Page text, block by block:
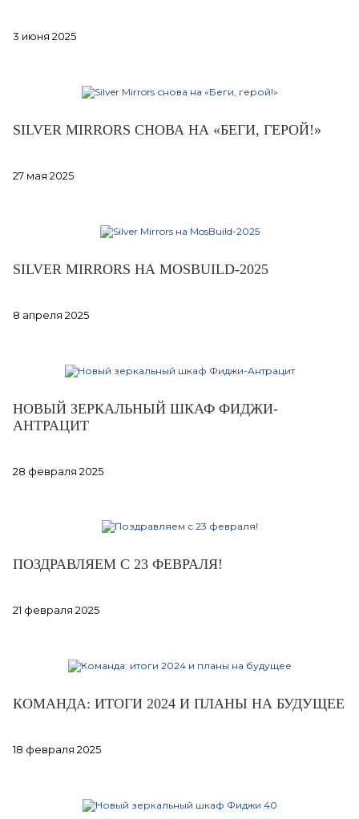
3 июня 2025
SILVER MIRRORS СНОВА НА «БЕГИ, ГЕРОЙ!»
27 мая 2025
SILVER MIRRORS НА MOSBUILD-2025
8 апреля 2025
НОВЫЙ ЗЕРКАЛЬНЫЙ ШКАФ ФИДЖИ-
АНТРАЦИТ
28 февраля 2025
ПОЗДРАВЛЯЕМ С 23 ФЕВРАЛЯ!
21 февраля 2025
КОМАНДА: ИТОГИ 2024 И ПЛАНЫ НА БУДУЩЕЕ
18 февраля 2025